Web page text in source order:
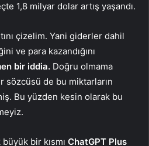
1,8 milyar dolar artış yaşandı.
çizelim. Yani giderler dahil
ve para kazandığını
bir iddia. Doğru olmama
sözcüsü de bu miktarların
Bu yüzden kesin olarak bu
bir kısmı ChatGPT Plus